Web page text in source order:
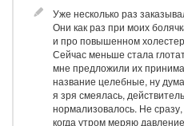
Уже несколько раз
Они как раз при моих
и про повышенном
Сейчас меньше стала
мне предложили их
название целебные, ну
я зря смеялась,
нормализовалось. Не
когда утром меряю